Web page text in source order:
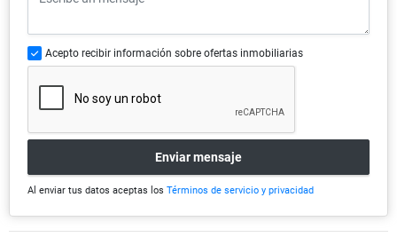
Acepto recibir información sobre ofertas inmobiliarias
Enviar mensaje
Al enviar tus datos aceptas los Términos de servicio y privacidad